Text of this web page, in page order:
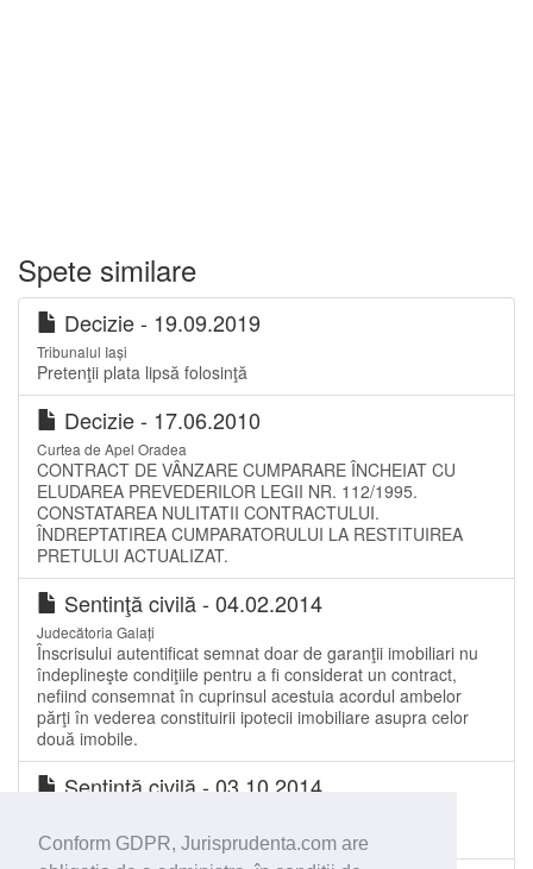
Conform GDPR, Jurisprudenta.com are
Spete similare
Decizie - 19.09.2019
Tribunalul Iași
Pretenţii plata lipsă folosinţă
Decizie - 17.06.2010
Curtea de Apel Oradea
CONTRACT DE VÂNZARE CUMPARARE ÎNCHEIAT CU
ELUDAREA PREVEDERILOR LEGII NR. 112/1995.
CONSTATAREA NULITATII CONTRACTULUI.
ÎNDREPTATIREA CUMPARATORULUI LA RESTITUIREA
PRETULUI ACTUALIZAT.
Sentinţă civilă - 04.02.2014
Judecătoria Galați
Înscrisului autentificat semnat doar de garanţii imobiliari nu
îndeplineşte condiţiile pentru a fi considerat un contract,
nefiind consemnat în cuprinsul acestuia acordul ambelor
părţi în vederea constituirii ipotecii imobiliare asupra celor
două imobile.
Sentinţă civilă - 03.10.2014
obligaţia de a face